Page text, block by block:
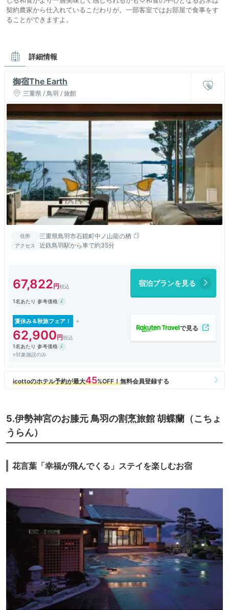
契約農家から仕入れているこだわりが。一部客室ではお部屋で食事をす
ることができますよ。
詳細情報
御宿The Earth
三重県 / 鳥羽 / 旅館
住所 三重県鳥羽市石鏡町中ノ山龍の栖
アクセス 近鉄鳥羽駅から車で約35分
67,822 宿泊プランを見る
1名あたり 参考価格
夏休み＆秋旅フェア！
62,900
1名あたり 参考価格
※対象施設のみ
5.伊勢神宮のお膝元 鳥羽の割烹旅館 胡蝶蘭（こちょ
うらん）
花言葉「幸福が飛んでくる」ステイを楽しむお宿